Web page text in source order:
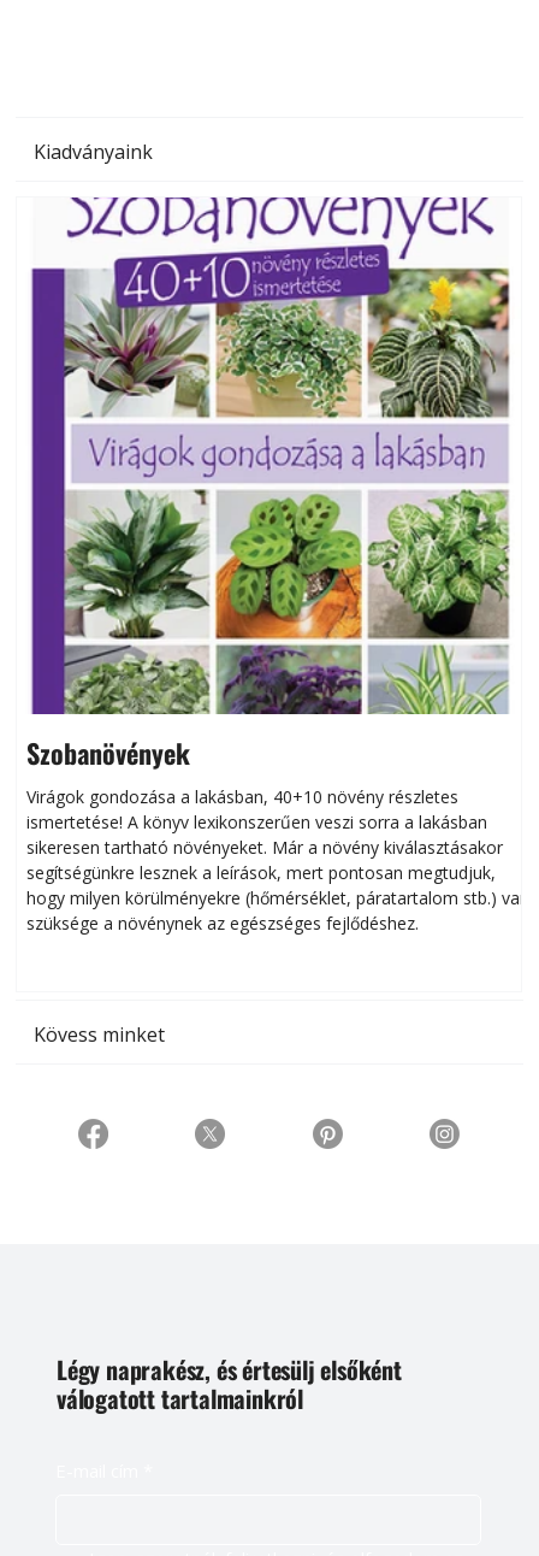
Kiadványaink
Szobanövények
Virágok gondozása a lakásban, 40+10 növény részletes
ismertetése! A könyv lexikonszerűen veszi sorra a lakásban
sikeresen tart­ha­tó növényeket. Már a növény kiválasztásakor
segítségünkre lesznek a leírások, mert pontosan megtudjuk,
hogy milyen körülményekre (hőmérséklet, páratartalom stb.) van
szüksége a növénynek az egészséges fejlődéshez.
Kövess minket
Légy naprakész, és értesülj elsőként
válogatott tartalmainkról